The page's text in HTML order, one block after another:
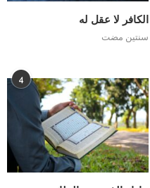
الكافر لا عقل له
سنتين مضت
4